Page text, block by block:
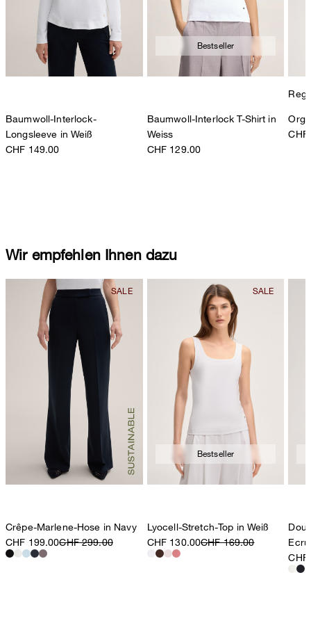
Baumwoll-Interlock-
Longsleeve in Weiß
CHF 149.00
Bestseller
Baumwoll-Interlock T-Shirt in
Weiss
CHF 129.00
Wir empfehlen Ihnen dazu
Crêpe-Marlene-Hose in Navy
CHF 199.00CHF 299.00
Bestseller
Lyocell-Stretch-Top in Weiß
CHF 130.00CHF 169.00
Ecru